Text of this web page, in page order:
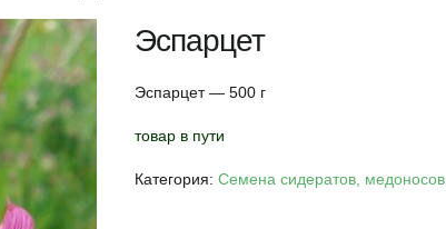
Эспарцет
Эспарцет — 500 г
товар в пути
Категория:Семена сидератов, медоносов